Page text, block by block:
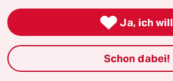
A Alex3141
10.05.2020, 13:48 Uhr
@Mustardman:
 Ja, ich will
Schon dabei!